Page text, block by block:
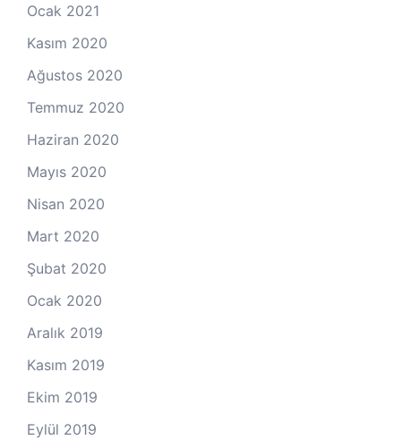
Ocak 2021
Kasım 2020
Ağustos 2020
Temmuz 2020
Haziran 2020
Mayıs 2020
Nisan 2020
Mart 2020
Şubat 2020
Ocak 2020
Aralık 2019
Kasım 2019
Ekim 2019
Eylül 2019